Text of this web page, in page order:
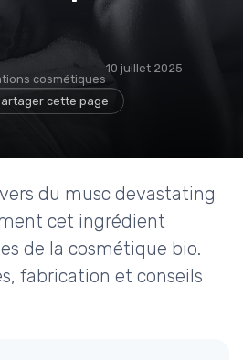
cosmétiques
10 juillet 2025
cette page
du musc devastating
cet ingrédient
de la cosmétique bio.
fabrication et conseils